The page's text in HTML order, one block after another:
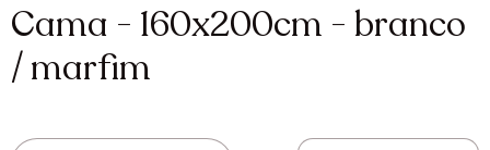
Cama - 160x200cm - branco
/ marfim